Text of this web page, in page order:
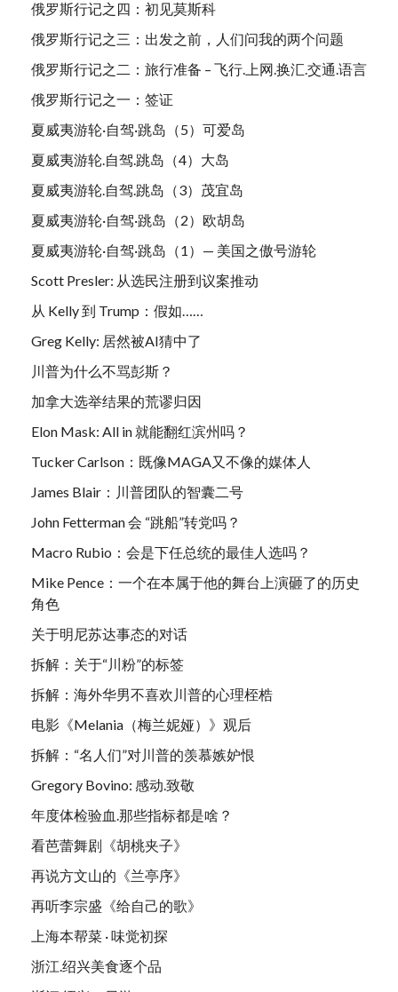
俄罗斯行记之四：初见莫斯科
俄罗斯行记之三：出发之前，人们问我的两个问题
俄罗斯行记之二：旅行准备 – 飞行.上网.换汇.交通.语言
俄罗斯行记之一：签证
夏威夷游轮·自驾·跳岛（5）可爱岛
夏威夷游轮.自驾.跳岛（4）大岛
夏威夷游轮.自驾.跳岛（3）茂宜岛
夏威夷游轮·自驾·跳岛（2）欧胡岛
夏威夷游轮·自驾·跳岛（1）— 美国之傲号游轮
Scott Presler: 从选民注册到议案推动
从 Kelly 到 Trump：假如……
Greg Kelly: 居然被AI猜中了
川普为什么不骂彭斯？
加拿大选举结果的荒谬归因
Elon Mask: All in 就能翻红滨州吗？
Tucker Carlson：既像MAGA又不像的媒体人
James Blair：川普团队的智囊二号
John Fetterman 会 “跳船”转党吗？
Macro Rubio：会是下任总统的最佳人选吗？
Mike Pence：一个在本属于他的舞台上演砸了的历史
角色
关于明尼苏达事态的对话
拆解：关于“川粉”的标签
拆解：海外华男不喜欢川普的心理桎梏
电影《Melania（梅兰妮娅）》观后
拆解：“名人们”对川普的羡慕嫉妒恨
Gregory Bovino: 感动.致敬
年度体检验血.那些指标都是啥？
看芭蕾舞剧《胡桃夹子》
再说方文山的《兰亭序》
再听李宗盛《给自己的歌》
上海本帮菜 · 味觉初探
浙江.绍兴美食逐个品